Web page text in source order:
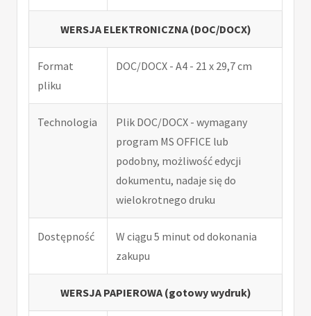
WERSJA ELEKTRONICZNA (DOC/DOCX)
Format
pliku
DOC/DOCX - A4 - 21 x 29,7 cm
Technologia
Plik DOC/DOCX - wymagany
program MS OFFICE lub
podobny, możliwość edycji
dokumentu, nadaje się do
wielokrotnego druku
Dostępność
W ciągu 5 minut od dokonania
zakupu
WERSJA PAPIEROWA (gotowy wydruk)